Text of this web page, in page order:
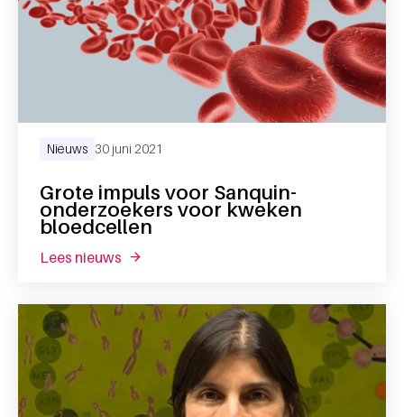
Grote impuls voor Sanquin-
onderzoekers voor kweken
bloedcellen
Nieuws 30 juni 2021
lees nieuws over grote impuls voor sanquin-